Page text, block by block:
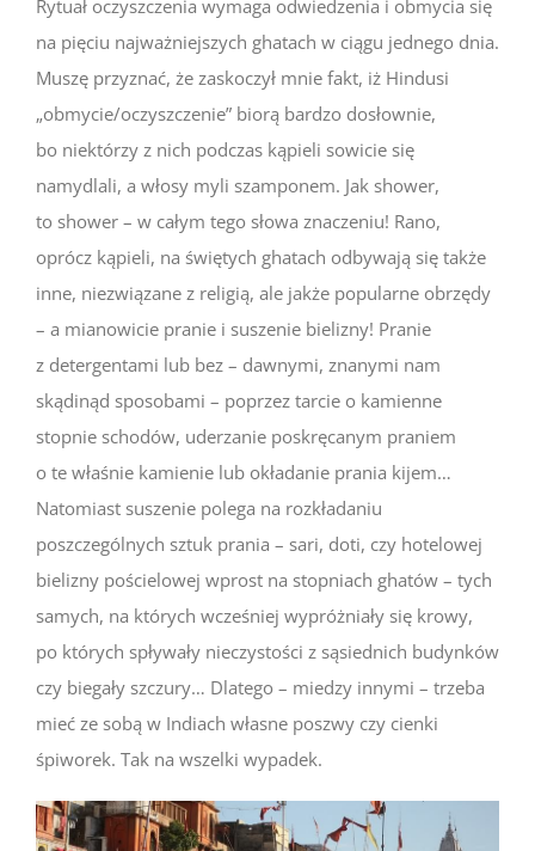
Rytuał oczyszczenia wymaga odwiedzenia i obmycia się
na pięciu najważniejszych ghatach w ciągu jednego dnia.
Muszę przyznać, że zaskoczył mnie fakt, iż Hindusi
„obmycie/oczyszczenie” biorą bardzo dosłownie,
bo niektórzy z nich podczas kąpieli sowicie się
namydlali, a włosy myli szamponem. Jak shower,
to shower – w całym tego słowa znaczeniu! Rano,
oprócz kąpieli, na świętych ghatach odbywają się także
inne, niezwiązane z religią, ale jakże popularne obrzędy
– a mianowicie pranie i suszenie bielizny! Pranie
z detergentami lub bez – dawnymi, znanymi nam
skądinąd sposobami – poprzez tarcie o kamienne
stopnie schodów, uderzanie poskręcanym praniem
o te właśnie kamienie lub okładanie prania kijem…
Natomiast suszenie polega na rozkładaniu
poszczególnych sztuk prania – sari, doti, czy hotelowej
bielizny pościelowej wprost na stopniach ghatów – tych
samych, na których wcześniej wypróżniały się krowy,
po których spływały nieczystości z sąsiednich budynków
czy biegały szczury… Dlatego – miedzy innymi – trzeba
mieć ze sobą w Indiach własne poszwy czy cienki
śpiworek. Tak na wszelki wypadek.